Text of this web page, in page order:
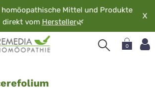
Mittel und Produkte
direkt vom Hersteller🌿
X
0